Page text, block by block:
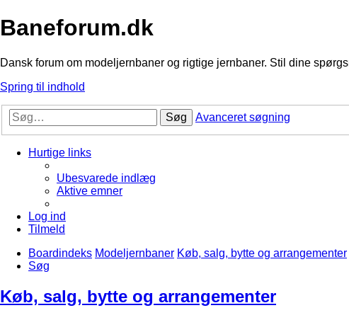
Baneforum.dk
Dansk forum om modeljernbaner og rigtige jernbaner. Stil dine
Spring til indhold
Søg Avanceret søgning
Hurtige links
Ubesvarede indlæg
Aktive emner
Log ind
Tilmeld
Boardindeks Modeljernbaner Køb, salg, bytte og arrangementer
Søg
Køb, salg, bytte og arrangementer